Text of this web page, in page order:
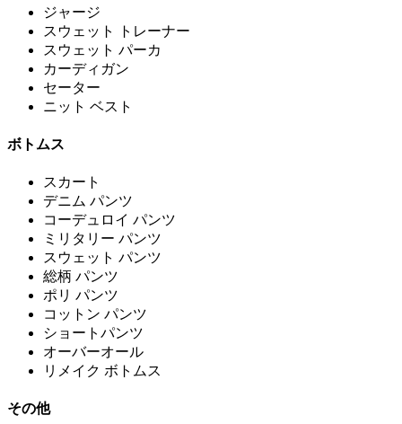
ジャージ
スウェット トレーナー
スウェット パーカ
カーディガン
セーター
ニット ベスト
ボトムス
スカート
デニム パンツ
コーデュロイ パンツ
ミリタリー パンツ
スウェット パンツ
総柄 パンツ
ポリ パンツ
コットン パンツ
ショートパンツ
オーバーオール
リメイク ボトムス
その他